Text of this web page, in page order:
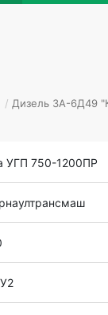
/ Дизель 3А-6Д49
УГП 750-1200ПР